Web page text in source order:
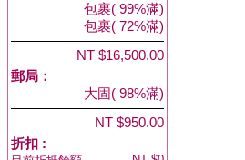
包裹( 99%滿)
包裹( 72%滿)
NT $16,500.00
郵局：
大固( 98%滿)
NT $950.00
折扣 :